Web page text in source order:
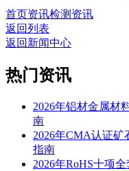
首页资讯检测资讯
返回列表
返回新闻中心
热门资讯
2026年铝材金属材
南
2026年CMA认证
指南
2026年RoHS十项